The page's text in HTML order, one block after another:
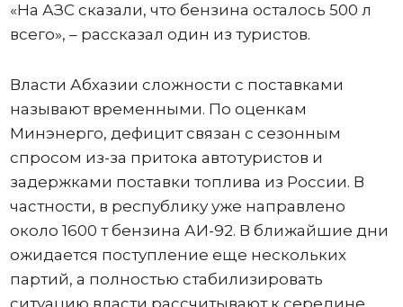
«На АЗС сказали, что бензина осталось 500 л
всего», – рассказал один из туристов.
Власти Абхазии сложности с поставками
называют временными. По оценкам
Минэнерго, дефицит связан с сезонным
спросом из-за притока автотуристов и
задержками поставки топлива из России. В
частности, в республику уже направлено
около 1600 т бензина АИ-92. В ближайшие дни
ожидается поступление еще нескольких
партий, а полностью стабилизировать